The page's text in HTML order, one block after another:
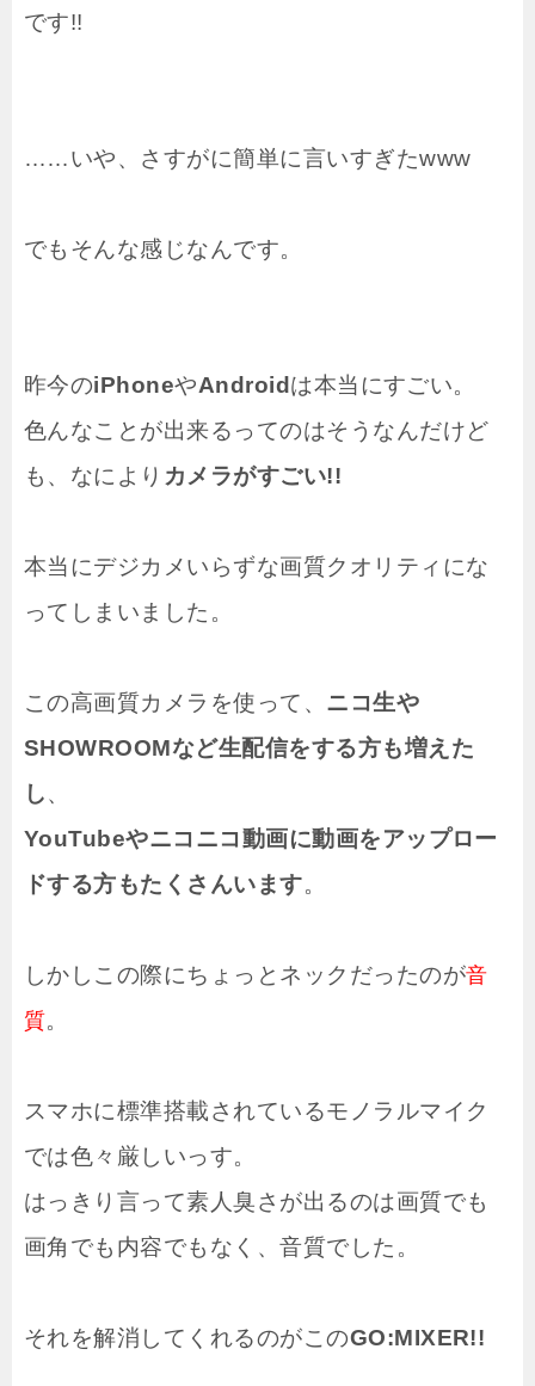
です!!
……いや、さすがに簡単に言いすぎたwww
でもそんな感じなんです。
昨今のiPhoneやAndroid は本当にすごい。
色んなことが出来るってのはそうなんだけど
も、なにより カメラがすごい!!
本当にデジカメいらずな画質クオリティにな
ってしまいました。
この高画質カメラを使って、 ニコ生や
SHOWROOMなど生配信をする方も増えた
し、
YouTubeやニコニコ動画に動画をアップロー
ドする方もたくさんいます。
しかしこの際にちょっとネックだったのが音
質。
スマホに標準搭載されているモノラルマイク
では色々厳しいっす。
はっきり言って素人臭さが出るのは画質でも
画角でも内容でもなく、音質でした。
それを解消してくれるのがこのGO:MIXER!!